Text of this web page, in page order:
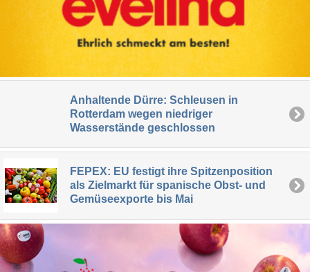
Anhaltende Dürre: Schleusen in
Rotterdam wegen niedriger
Wasserstände geschlossen
FEPEX: EU festigt ihre Spitzenposition
als Zielmarkt für spanische Obst- und
Gemüseexporte bis Mai